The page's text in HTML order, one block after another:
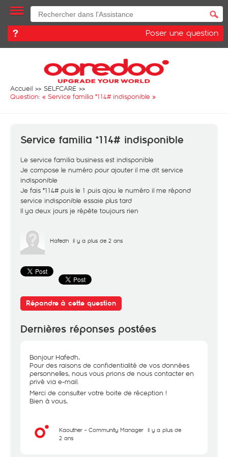
Poser une question
Accueil
SELFCARE
Question: « Service familia *114# indisponible »
Service familia *114# indisponible
Le service familia business est indisponible
Je compose le numéro pour ajouter il me dit service
indisponible
Je fais *114# puis le 1 puis ajou le numéro il me répond
service indisponible essaie plus tard
Il ya deux jours je répète toujours rien
Hafedh il y a plus de 2 ans
Répondre à cette question
Dernières réponses postées
Bonjour Hafedh,
Pour des raisons de confidentialité de vos données
personnelles, nous vous prions de nous contacter en
privé via e-mail.
Merci de consulter votre boite de réception !
Bien à vous,
Kaouther - Community Manager il y a plus de
2 ans